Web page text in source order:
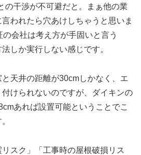
の干渉が不可避だと。まぁ他の業
われたら穴あけしちゃうと思いま
会社は考え方が手固いと言う
しか実行しない感じです。
天井の距離が30cmしかなく、エ
けられないのですが、ダイキンの
あれば設置可能ということでこ
スク」「工事時の屋根破損リス